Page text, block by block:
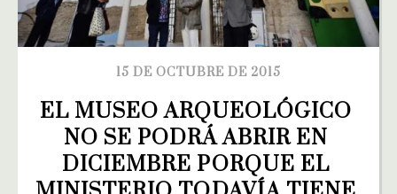
15 DE OCTUBRE DE 2015
EL MUSEO ARQUEOLÓGICO
NO SE PODRÁ ABRIR EN
DICIEMBRE PORQUE EL